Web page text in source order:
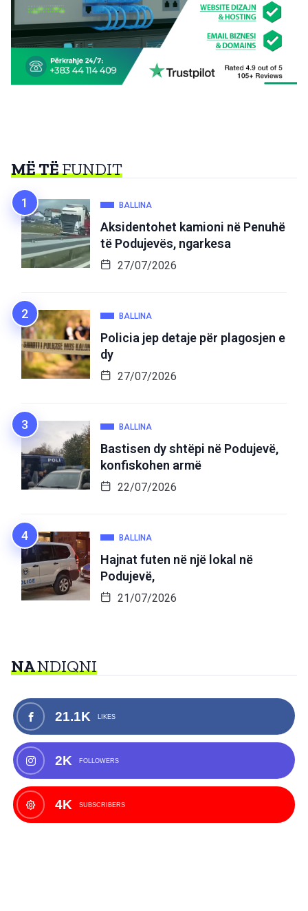
MË TËFUNDIT
BALLINA
Aksidentohet kamioni në Penuhë
të Podujevës, ngarkesa
27/07/2026
BALLINA
Policia jep detaje për plagosjen e
dy
27/07/2026
BALLINA
Bastisen dy shtëpi në Podujevë,
konfiskohen armë
22/07/2026
BALLINA
Hajnat futen në një lokal në
Podujevë,
21/07/2026
NANDIQNI
21.1K LIKES
2K FOLLOWERS
4K SUBSCRIBERS